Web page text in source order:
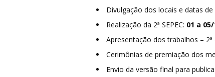
Divulgação dos locais e datas
Realização da 2ª SEPEC: 01 a
Apresentação dos trabalhos – 2ª
Cerimônias de premiação dos
Envio da versão final para